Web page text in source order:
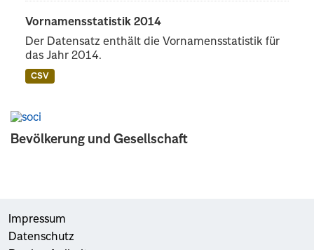
Bevölkerung und Gesellschaft
Vornamensstatistik 2014
Der Datensatz enthält die Vornamensstatistik für
das Jahr 2014.
CSV
Impressum
Datenschutz